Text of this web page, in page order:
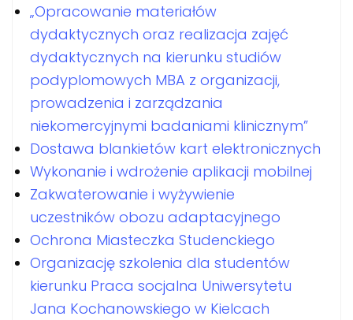
„Opracowanie materiałów
dydaktycznych oraz realizacja zajęć
dydaktycznych na kierunku studiów
podyplomowych MBA z organizacji,
prowadzenia i zarządzania
niekomercyjnymi badaniami klinicznym”
Dostawa blankietów kart elektronicznych
Wykonanie i wdrożenie aplikacji mobilnej
Zakwaterowanie i wyżywienie
uczestników obozu adaptacyjnego
Ochrona Miasteczka Studenckiego
Organizację szkolenia dla studentów
kierunku Praca socjalna Uniwersytetu
Jana Kochanowskiego w Kielcach